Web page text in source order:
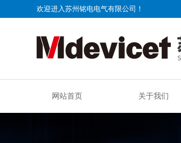
欢迎进入苏州铭电电气有限公司！
网站首页 关于我们